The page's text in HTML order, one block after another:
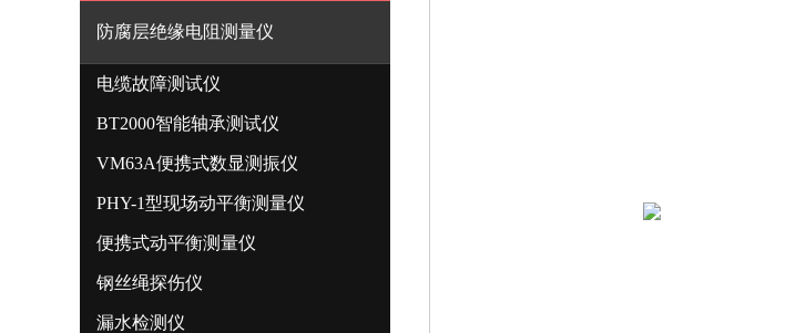
防腐层绝缘电阻测量仪
电缆故障测试仪
BT2000智能轴承测试仪
VM63A便携式数显测振仪
PHY-1型现场动平衡测量仪
便携式动平衡测量仪
钢丝绳探伤仪
漏水检测仪